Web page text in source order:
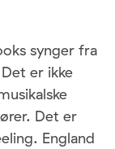
synger fra
er ikke
Det er
England